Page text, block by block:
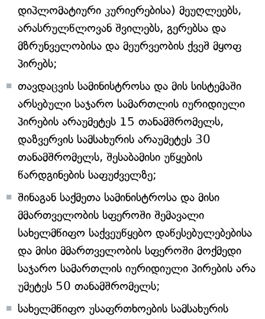
დიპლომატიური კურიერებისა) მეუღლეებს,
არასრულწლოვან შვილებს, გერებსა და
მზრუნველობისა და მეურვეობის ქვეშ მყოფ
პირებს;
თავდაცვის სამინისტროსა და მის სისტემაში
არსებული საჯარო სამართლის იურიდიული
პირების არაუმეტეს 15 თანამშრომელს,
დაზვერვის სამსახურის არაუმეტეს 30
თანამშრომელს, შესაბამისი უწყების
წარდგინების საფუძველზე;
შინაგან საქმეთა სამინისტროსა და მისი
მმართველობის სფეროში შემავალი
სახელმწიფო საქვეუწყებო დაწესებულებებისა
და მისი მმართველობის სფეროში მოქმედი
საჯარო სამართლის იურიდიული პირების არა
უმეტეს 50 თანამშრომელს;
სახელმწიფო უსაფრთხოების სამსახურის